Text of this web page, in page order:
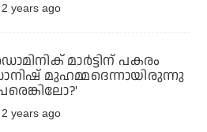
2 years ago
മാർട്ടിന് പകരം
മുഹമ്മദെന്നായിരുന്നു
2 years ago